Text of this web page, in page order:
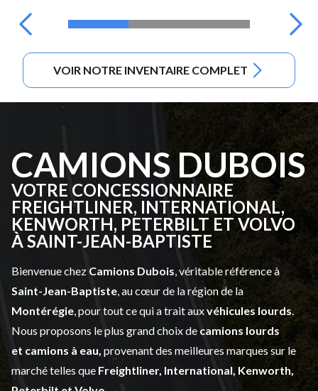
VOIR NOTRE INVENTAIRE COMPLET
CAMIONS DUBOIS
VOTRE CONCESSIONNAIRE
FREIGHTLINER, INTERNATIONAL,
KENWORTH, PETERBILT ET VOLVO
À SAINT-JEAN-BAPTISTE
Bienvenue chez Camions Dubois , véritable référence à
Saint-Jean-Baptiste , au cœur de la région de la
Montérégie , pour tout ce qui a trait auxvéhicules lourds
Nous proposons le plus grand choix de camions lourds
et camions à eau, provenant des meilleures marques sur le
marché telles que Freightliner, International, Kenworth,